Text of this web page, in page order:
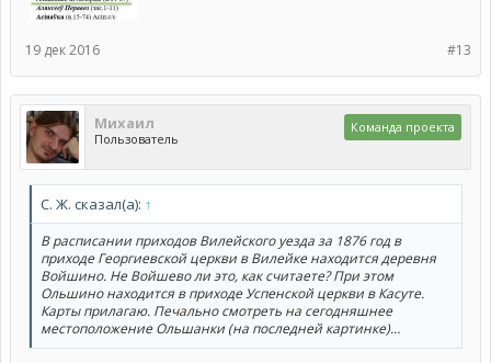
#13
19 дек 2016
Михаил
Пользователь
Команда проекта
С. Ж. сказал(а): ↑
В расписании приходов Вилейского уезда за 1876 год в
приходе Георгиевской церкви в Вилейке находится деревня
Войшино. Не Войшево ли это, как считаете? При этом
Ольшино находится в приходе Успенской церкви в Касуте.
Карты прилагаю. Печально смотреть на сегодняшнее
местоположение Ольшанки (на последней картинке)…